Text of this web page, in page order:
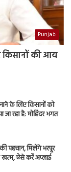
Punjab
किसानों की आय
के लिए किसानों को
रहा है: मोहिंदर भगत
पहचान, मिलेंगे भरपूर
खत्म, ऐसे करें अप्लाई